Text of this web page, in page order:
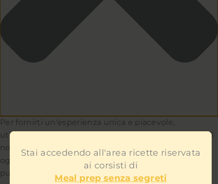
Per fornirti un'esperienza unica e piacevole,
utilizziamo i cookie per capire e aiutarci a migliorare il
nostro sito e servizio. Teniamo a cuore la privacy di
ogni utente e non ti mostreremo contenuti
pubblicitari fastidiosi.
Stai accedendo all'area ricette riservata
ai corsisti di
Meal prep senza segreti